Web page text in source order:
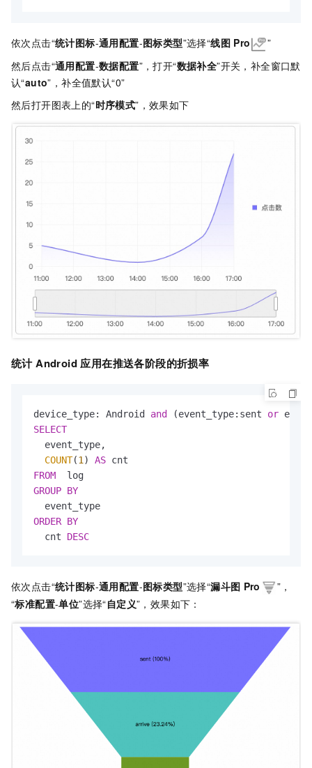
依次点击“统计图标-通用配置-图标类型”选择“线图 Pro
”
然后点击“通用配置-数据配置”，打开“数据补全”开关，补全窗口默
认“auto”，补全值默认“0”
然后打开图表上的“时序模式”，效果如下
统计 Android 应用在推送各阶段的折损率
device_type: Android and (event_type:sent or
SELECT
  event_type,
COUNT(1) AS
FROM
GROUP BY
ORDER BY
  cnt
DESC
依次点击“统计图标-通用配置-图标类型”选择“漏斗图 Pro
”，
“标准配置-单位”选择“自定义”，效果如下：